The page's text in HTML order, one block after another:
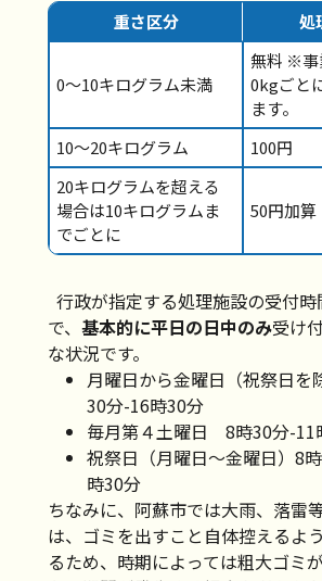
重さ区分 処
0～10キログラム未満
無料 ※事
0kgごと
ます。
10～20キログラム
100円
20キログラムを超える
場合は10キログラムま
でごとに
50円加算
行政が指定する処理施設の受付時
で、 基本的に平日の日中のみ受け
な状況です。
月曜日から金曜日（祝祭日を
30分-16時30分
毎月第４土曜日 8時30分-11
祝祭日（月曜日～金曜日）8
時30分
ちなみに、阿蘇市では大雨、落雷
は、ゴミを出すこと自体控えるよ
るため、時期によっては粗大ゴミ